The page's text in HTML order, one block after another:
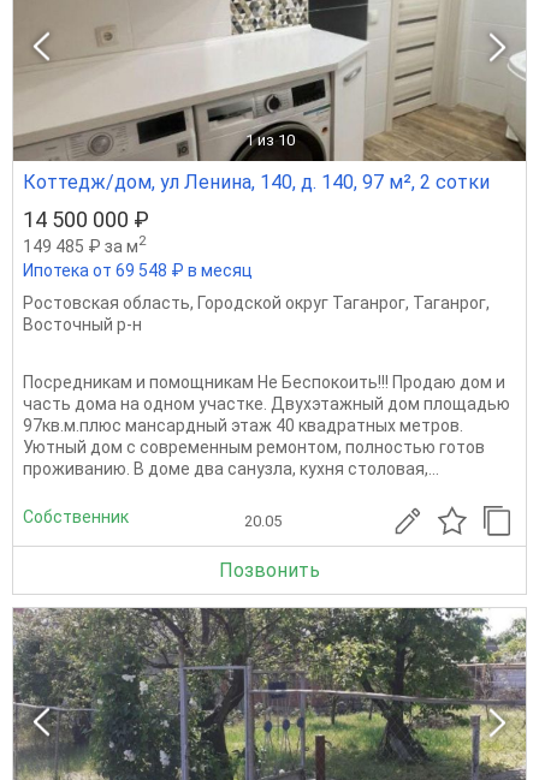
1 из 10
Коттедж/дом, ул Ленина, 140, д. 140, 97 м², 2 сотки
14 500 000 ₽
149 485 ₽ за м2
Ипотека от 69 548 ₽ в месяц
Ростовская область, Городской округ Таганрог, Таганрог,
Восточный р-н
Посредникам и помощникам Не Беспокоить!!! Продаю дом и
часть дома на одном участке. Двухэтажный дом площадью
97кв.м.плюс мансардный этаж 40 квадратных метров.
Уютный дом с современным ремонтом, полностью готов
проживанию. В доме два санузла, кухня столовая,...
Собственник 20.05
Позвонить